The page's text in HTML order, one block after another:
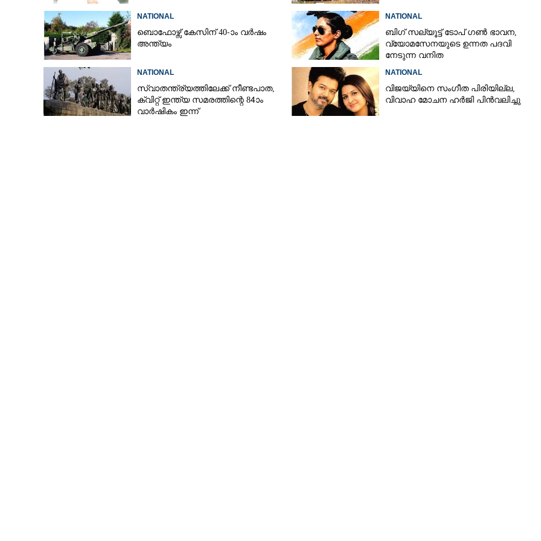
NATIONAL
ബൊഫോഴ്സ് കേസിന് 40-ാം വ‌ർഷം
അന്ത്യം
NATIONAL
ബിഗ് സല്യൂട്ട് ടോപ് ഗൺ ഭാവന,​
വ്യോമസേനയുടെ ഉന്നത പദവി
നേടുന്ന വനിത
NATIONAL
സ്വാതന്ത്ര്യത്തിലേക്ക് നീണ്ടപാത,
ക്വിറ്റ് ഇന്ത്യ സമരത്തിന്റെ 84ാം
വാർഷികം ഇന്ന്
NATIONAL
വിജയ്‌യിനെ സംഗീത പിരിയില്ല,
വിവാഹ മോചന ഹർജി പിൻവലിച്ചു